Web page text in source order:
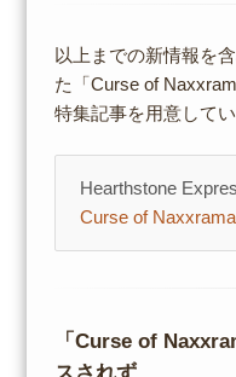
以上までの新情報を
た「Curse of
特集記事を用意してい
Hearthstone
Curse of
「Curse of
スされず